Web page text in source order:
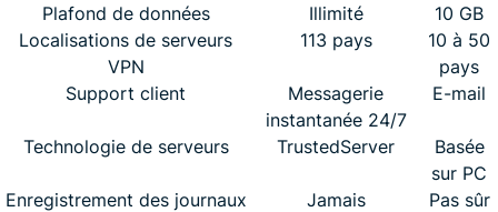
Plafond de données
Illimité
10 GB
Localisations de serveurs
VPN
113 pays
10 à 50
pays
Support client
Messagerie
instantanée 24/7
E-mail
Technologie de serveurs TrustedServer
Basée
sur PC
Enregistrement des journaux
Jamais Pas sûr